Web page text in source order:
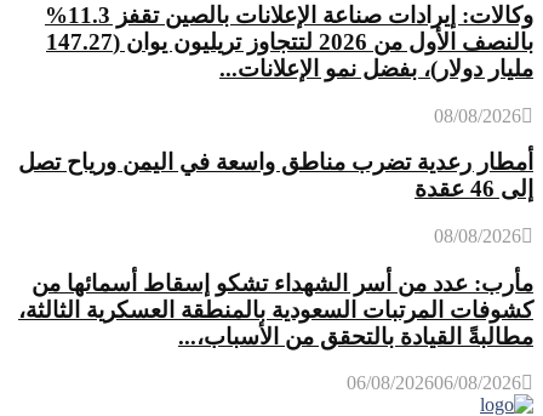
وكالات: إيرادات صناعة الإعلانات بالصين تقفز 11.3%
بالنصف الأول من 2026 لتتجاوز تريليون يوان (147.27
مليار دولار)، بفضل نمو الإعلانات...
08/08/2026
أمطار رعدية تضرب مناطق واسعة في اليمن ورياح تصل
إلى 46 عقدة
08/08/2026
مأرب: عدد من أسر الشهداء تشكو إسقاط أسمائها من
كشوفات المرتبات السعودية بالمنطقة العسكرية الثالثة،
مطالبةً القيادة بالتحقق من الأسباب،...
06/08/202606/08/2026